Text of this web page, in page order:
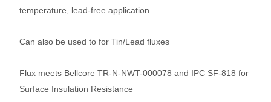
temperature, lead-free application
Can also be used to for Tin/Lead fluxes
Flux meets Bellcore TR-N-NWT-000078 and IPC SF-818 for
Surface Insulation Resistance